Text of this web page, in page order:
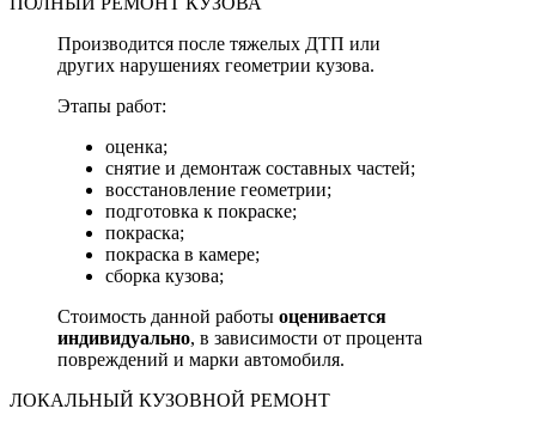
Производится после тяжелых ДТП или
других нарушениях геометрии кузова.
Этапы работ:
оценка;
снятие и демонтаж составных частей;
восстановление геометрии;
подготовка к покраске;
покраска;
покраска в камере;
сборка кузова;
Стоимость данной работы оценивается
индивидуально, в зависимости от процента
повреждений и марки автомобиля.
ЛОКАЛЬНЫЙ КУЗОВНОЙ РЕМОНТ